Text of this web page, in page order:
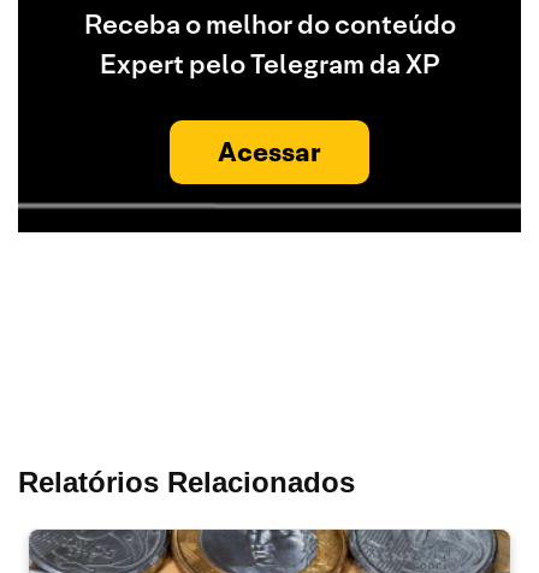
Receba o melhor do conteúdo
Expert pelo Telegram da XP
Acessar
Relatórios Relacionados